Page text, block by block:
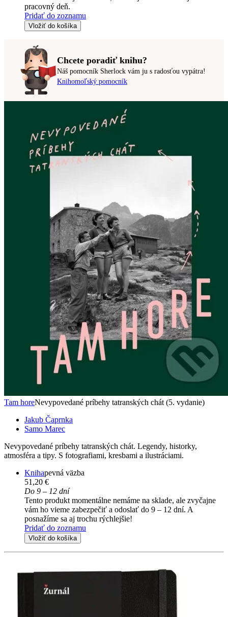
pracovný deň.
Pridať do zoznamu
Vložiť do košíka
Chcete poradiť knihu?
Náš pomocník Sherlock vám ju s radosťou vypátra!
Knihomoľský pomocník
Tam horeNevypovedané príbehy tatranských chát (5. vydanie)
Jakub Čaprnka
Samo Marec
Nevypovedané príbehy tatranských chát. Legendy, historky,
atmosféra a tipy. S fotografiami, kresbami a ilustráciami.
Knihapevná väzba
51,20 €
Do 9 – 12 dní
Tento produkt momentálne nemáme na sklade, ale zvyčajne
vám ho vieme zabezpečiť a odoslať do 9 – 12 dní. A
posnažíme sa aj trochu rýchlejšie!
Pridať do zoznamu
Vložiť do košíka